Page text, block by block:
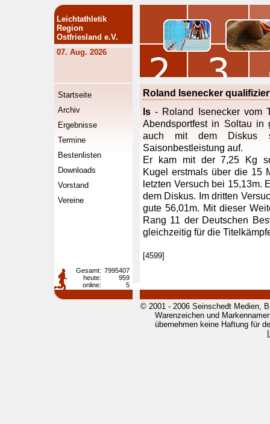
Leichtathletik
Region
Ostfriesland e.V.
07. Aug. 2026
Startseite
Archiv
Ergebnisse
Termine
Bestenlisten
Downloads
Vorstand
Vereine
Roland Isenecker
ls - Roland Isenecker vom
Abendsportfest in Soltau
auch mit dem Diskus
Saisonbestleistung auf.
Er kam mit der 7,25 Kg
Kugel erstmals über die 15
letzten Versuch bei 15,13m.
dem Diskus. Im dritten
gute 56,01m. Mit dieser
Rang 11 der Deutschen
gleichzeitig für die
[4599]
Gesamt: 7995407
heute:
959
online:
5
© 2001 - 2006 Seinschedt Medien,
Warenzeichen und
übernehmen keine Haftung für